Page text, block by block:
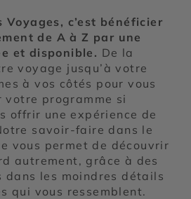
Voyages, c’est bénéficier
de A à Z par une
et disponible. De la
voyage jusqu’à votre
à vos côtés pour vous
programme si
offrir une expérience de
savoir-faire dans le
vous permet de découvrir
autrement, grâce à des
dans les moindres détails
qui vous ressemblent.